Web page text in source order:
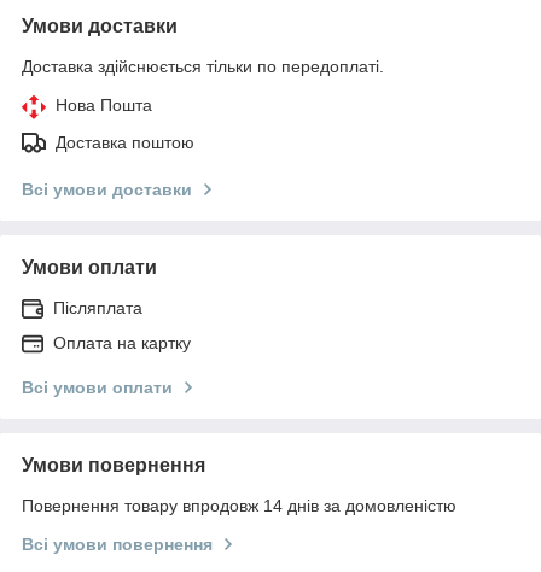
Умови доставки
Доставка здійснюється тільки по передоплаті.
Нова Пошта
Доставка поштою
Всі умови доставки
Умови оплати
Післяплата
Оплата на картку
Всі умови оплати
Умови повернення
Повернення товару впродовж 14 днів за домовленістю
Всі умови повернення